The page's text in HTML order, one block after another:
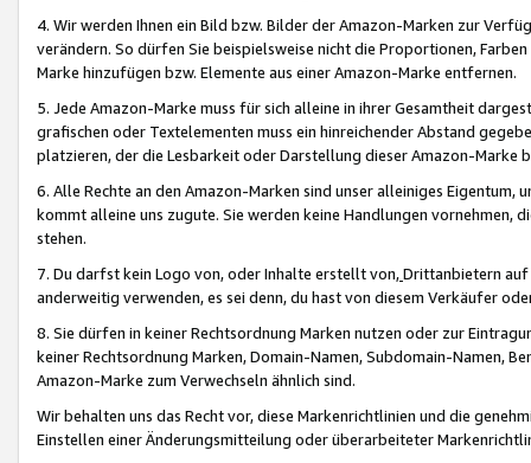
4. Wir werden Ihnen ein Bild bzw. Bilder der Amazon-Marken zur
verändern. So dürfen Sie beispielsweise nicht die Proportionen,
Marke hinzufügen bzw. Elemente aus einer Amazon-Marke entfernen.
5. Jede Amazon-Marke muss für sich alleine in ihrer Gesamtheit
grafischen oder Textelementen muss ein hinreichender Abstand
platzieren, der die Lesbarkeit oder Darstellung dieser Amazon-Marke
6. Alle Rechte an den Amazon-Marken sind unser alleiniges
kommt alleine uns zugute. Sie werden keine Handlungen vornehmen,
stehen.
7. Du darfst kein Logo von, oder Inhalte erstellt von,Drittanbietern auf
anderweitig verwenden, es sei denn, du hast von diesem Verkäufer
8. Sie dürfen in keiner Rechtsordnung Marken nutzen oder zur
keiner Rechtsordnung Marken, Domain-Namen, Subdomain-Namen,
Amazon-Marke zum Verwechseln ähnlich sind.
Wir behalten uns das Recht vor, diese Markenrichtlinien und die
Einstellen einer Änderungsmitteilung oder überarbeiteter